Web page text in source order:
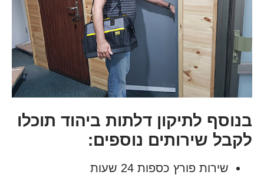
בנוסף לתיקון דלתות ביהוד תוכלו
לקבל שירותים נוספים:
שירות פורץ כספות 24 שעות